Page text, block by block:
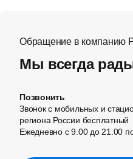
Обращение в компанию
Мы всегда
Позвонить
Звонок с мобильных и
региона России бесплатный
Ежедневно с 9.00 до 21.00